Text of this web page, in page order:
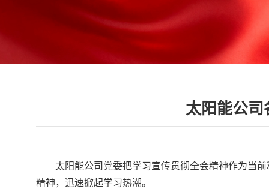
太阳能公司
太阳能公司党委把学习宣传贯彻全会精神作为当
精神，迅速掀起学习热潮。